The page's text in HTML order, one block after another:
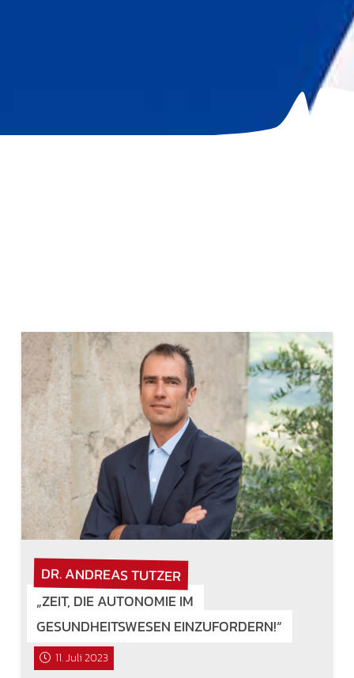
DR. ANDREAS TUTZER
„ZEIT, DIE AUTONOMIE IM
GESUNDHEITSWESEN EINZUFORDERN!“
11. Juli 2023